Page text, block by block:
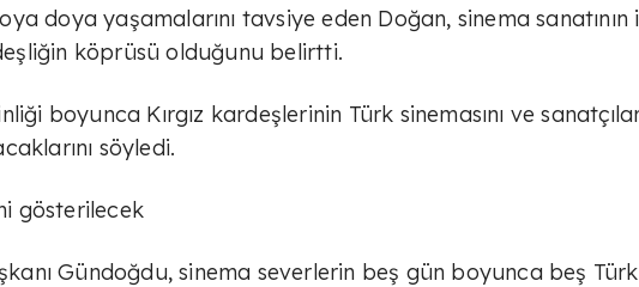
doya yaşamalarını tavsiye eden Doğan, sinema sanatının
köprüsü olduğunu belirtti.
boyunca Kırgız kardeşlerinin Türk sinemasını ve
söyledi.
gösterilecek
Gündoğdu, sinema severlerin beş gün boyunca beş Türk